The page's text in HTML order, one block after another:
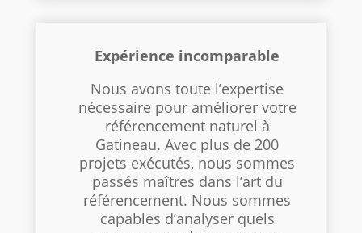
Expérience incomparable
Nous avons toute l’expertise
nécessaire pour améliorer votre
référencement naturel à
Gatineau. Avec plus de 200
projets exécutés, nous sommes
passés maîtres dans l’art du
référencement. Nous sommes
capables d’analyser quels